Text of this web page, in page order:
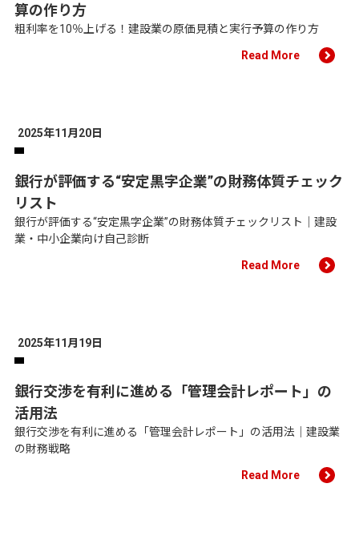
算の作り方
粗利率を10％上げる！建設業の原価見積と実行予算の作り方
Read More
2025年11月20日
銀行が評価する“安定黒字企業”の財務体質チェック
リスト
銀行が評価する“安定黒字企業”の財務体質チェックリスト｜建設
業・中小企業向け自己診断
Read More
2025年11月19日
銀行交渉を有利に進める「管理会計レポート」の
活用法
銀行交渉を有利に進める「管理会計レポート」の活用法｜建設業
の財務戦略
Read More